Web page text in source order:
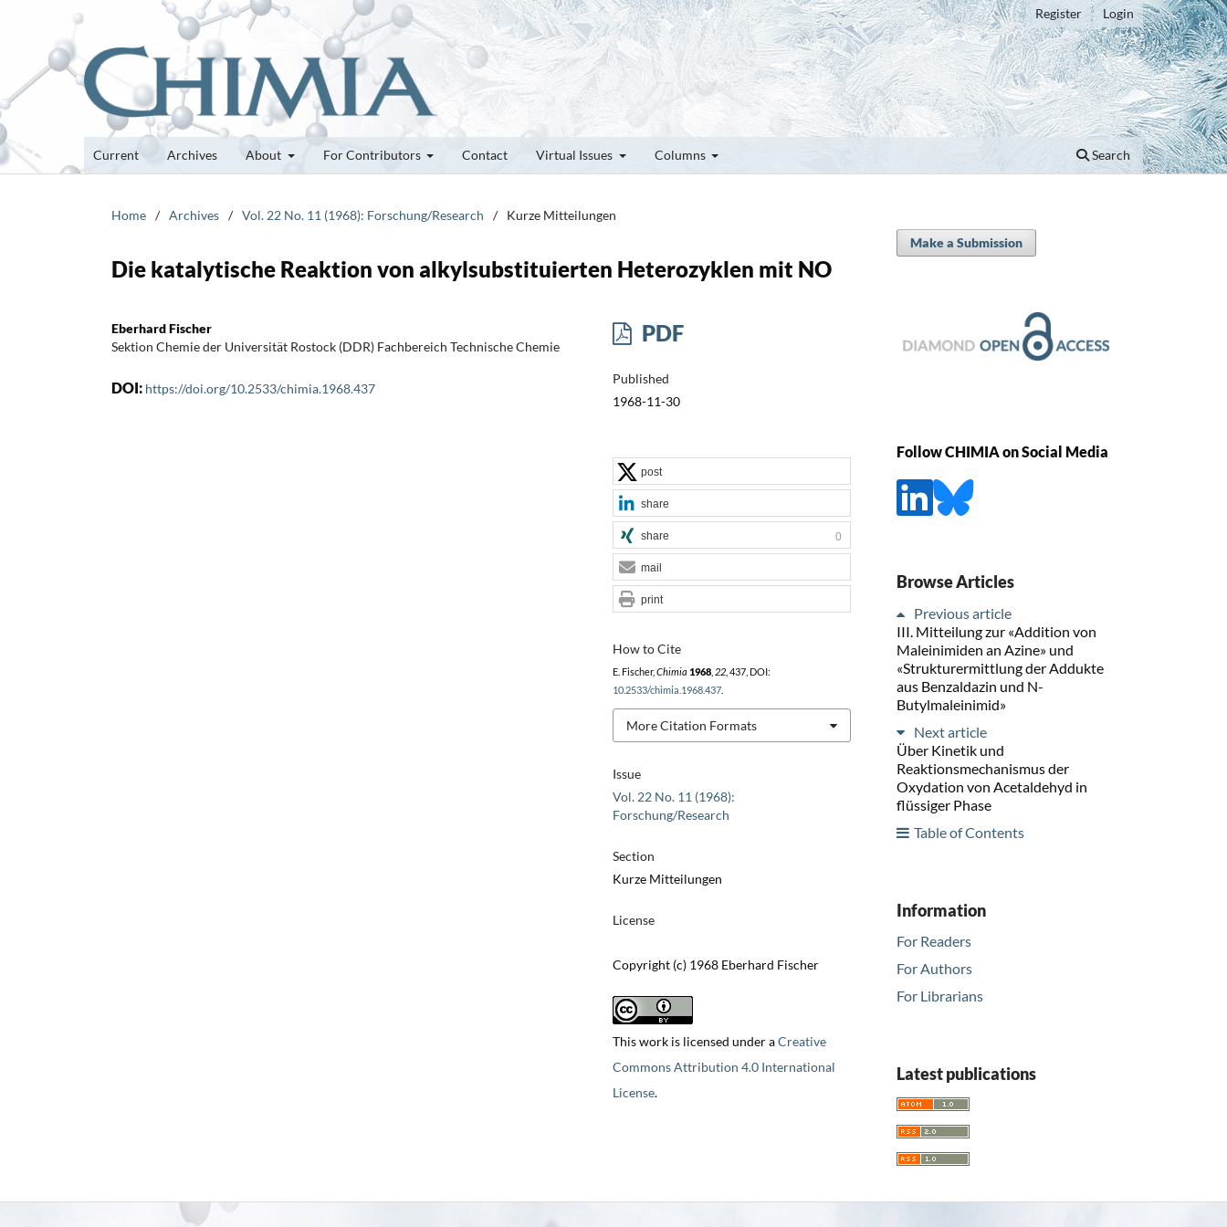
Current Archives About For Contributors Contact Virtual Issues Columns Search
Register Login
Home / Archives / Vol. 22 No. 11 (1968): Forschung/Research / Kurze Mitteilungen
Die katalytische Reaktion von alkylsubstituierten Heterozyklen mit NO
Eberhard Fischer
Sektion Chemie der Universität Rostock (DDR) Fachbereich Technische Chemie
DOI: https://doi.org/10.2533/chimia.1968.437
PDF
Published
1968-11-30
Issue
Vol. 22 No. 11 (1968):
Forschung/Research
Section
Kurze Mitteilungen
License
Copyright (c) 1968 Eberhard Fischer
This work is licensed under aCreative
Commons Attribution 4.0 International
License.
How to Cite
E. Fischer, Chimia 1968, 22, 437, DOI:
10.2533/chimia.1968.437.
More Citation Formats
post
share
share 0
mail
print
Make a Submission
Follow CHIMIA on Social Media
Browse Articles
Previous article
III. Mitteilung zur «Addition von
Maleinimiden an Azine» und
«Strukturermittlung der Addukte
aus Benzaldazin und N-
Butylmaleinimid»
Next article
Über Kinetik und
Reaktionsmechanismus der
Oxydation von Acetaldehyd in
flüssiger Phase
Table of Contents
Information
For Readers
For Authors
For Librarians
Latest publications